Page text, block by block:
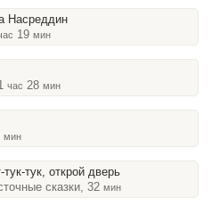
Насреддин
19 мин
час 28 мин
мин
тук-тук, открой дверь
сказки, 32 мин